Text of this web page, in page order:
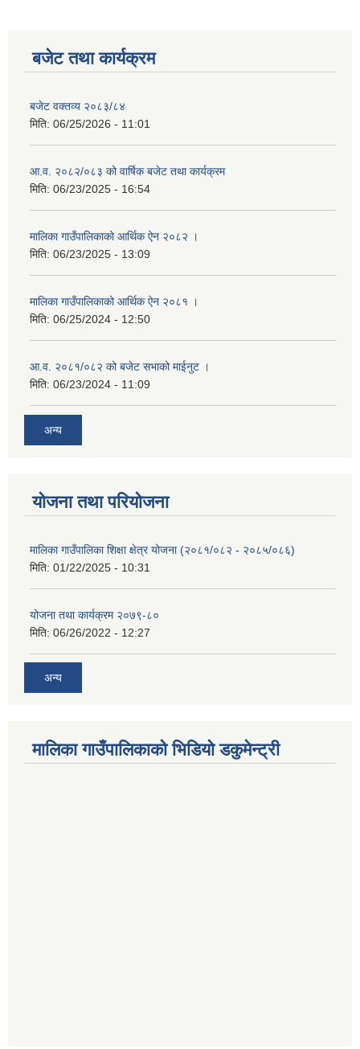
बजेट तथा कार्यक्रम
बजेट वक्तव्य २०८३/८४
मिति: 06/25/2026 - 11:01
आ.व. २०८२/०८३ को वार्षिक बजेट तथा कार्यक्रम
मिति: 06/23/2025 - 16:54
मालिका गाउँपालिकाको आर्थिक ऐन २०८२ ।
मिति: 06/23/2025 - 13:09
मालिका गाउँपालिकाको आर्थिक ऐन २०८१ ।
मिति: 06/25/2024 - 12:50
आ.व. २०८१/०८२ को बजेट सभाको माईनुट ।
मिति: 06/23/2024 - 11:09
अन्य
योजना तथा परियोजना
मालिका गाउँपालिका शिक्षा क्षेत्र योजना (२०८१/०८२ - २०८५/०८६)
मिति: 01/22/2025 - 10:31
योजना तथा कार्यक्रम २०७९-८०
मिति: 06/26/2022 - 12:27
अन्य
मालिका गाउँपालिकाको भिडियो डकुमेन्ट्री